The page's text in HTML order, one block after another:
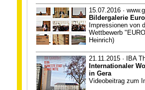
15.07.2016 ·
Bildergalerie
Impressionen von
Wettbewerb
Heinrich)
21.11.2015 · IBA
Internationaler
in Gera
Videobeitrag zum